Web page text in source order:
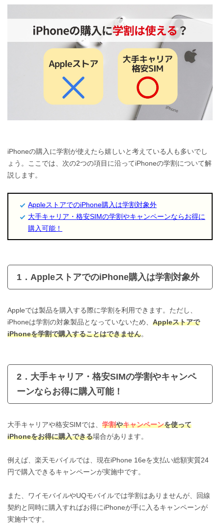
iPhoneの購入に学割が使えたら嬉しいと考えている人も多いでし
ょう。ここでは、次の2つの項目に沿ってiPhoneの学割について解
説します。
AppleストアでのiPhone購入は学割対象外
大手キャリア・格安SIMの学割やキャンペーンならお得に
購入可能！
1．AppleストアでのiPhone購入は学割対象外
Appleでは製品を購入する際に学割を利用できます。ただし、
iPhoneは学割の対象製品となっていないため、 Appleストアで
iPhoneを学割で購入することはできません。
2．大手キャリア・格安SIMの学割やキャンペ
ーンならお得に購入可能！
大手キャリアや格安SIMでは、 学割やキャンペーンを使って
iPhoneをお得に購入できる場合があります。
例えば、楽天モバイルでは、現在iPhone 16eを支払い総額実質24
円で購入できるキャンペーンが実施中です。
また、ワイモバイルやUQモバイルでは学割はありませんが、回線
契約と同時に購入すればお得にiPhoneが手に入るキャンペーンが
実施中です。